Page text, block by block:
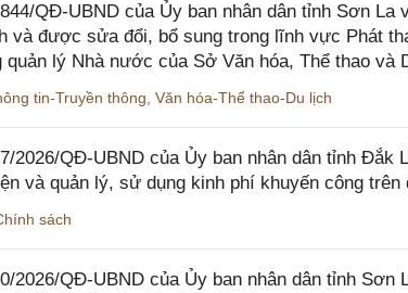
QĐ-UBND của Ủy ban nhân dân tỉnh Sơn
và được sửa đổi, bổ sung trong lĩnh vực Phát
quản lý Nhà nước của Sở Văn hóa, Thể thao và
tin-Truyền thông Văn hóa-Thể thao-Du lịch
2026/QĐ-UBND của Ủy ban nhân dân tỉnh Đắk
và quản lý, sử dụng kinh phí khuyến công trên
sách
2026/QĐ-UBND của Ủy ban nhân dân tỉnh Sơn